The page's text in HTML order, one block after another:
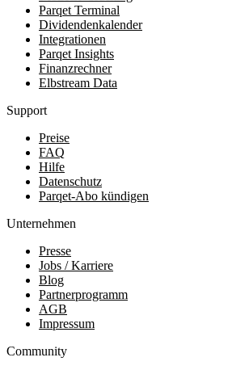
Parqet Terminal
Dividendenkalender
Integrationen
Parqet Insights
Finanzrechner
Elbstream Data
Support
Preise
FAQ
Hilfe
Datenschutz
Parqet-Abo kündigen
Unternehmen
Presse
Jobs / Karriere
Blog
Partnerprogramm
AGB
Impressum
Community